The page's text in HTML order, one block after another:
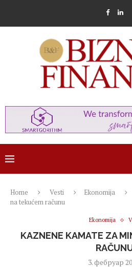
Home Vesti Ekonomija
na tekućem računu
Ekonomija
KAZNENE KAMATE ZA
3. фебруар